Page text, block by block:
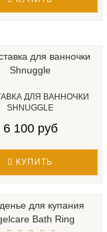
ДЛЯ ВАННОЧКИ
SHNUGGLE
6 100 руб
КУПИТЬ